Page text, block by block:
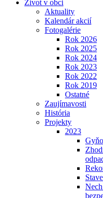
Život v obci
Aktuality
Kalendár akcií
Fotogalérie
Rok 2026
Rok 2025
Rok 2024
Rok 2023
Rok 2022
Rok 2019
Ostatné
Zaujímavosti
História
Projekty
2023